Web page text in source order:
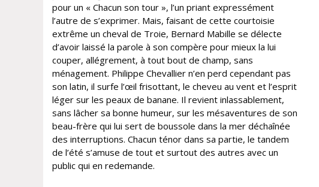
pour un « Chacun son tour », l’un priant expressément
l’autre de s’exprimer. Mais, faisant de cette courtoisie
extrême un cheval de Troie, Bernard Mabille se délecte
d’avoir laissé la parole à son compère pour mieux la lui
couper, allégrement, à tout bout de champ, sans
ménagement. Philippe Chevallier n’en perd cependant pas
son latin, il surfe l’œil frisottant, le cheveu au vent et l’esprit
léger sur les peaux de banane. Il revient inlassablement,
sans lâcher sa bonne humeur, sur les mésaventures de son
beau-frère qui lui sert de boussole dans la mer déchaînée
des interruptions. Chacun ténor dans sa partie, le tandem
de l’été s’amuse de tout et surtout des autres avec un
public qui en redemande.